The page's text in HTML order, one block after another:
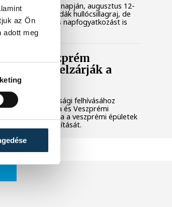
az Ön
adott meg
csillagászati napján, augusztus 12-
majd a Perseidák hullócsillagraj, de
napon részleges napfogyatkozást is
figyelni.
Veszprém
elzárják a
energiatakarékossági felhívásához
Veszprém városa és Veszprémi
is lekapcsolta a veszprémi épületek
díszkivilágítását.